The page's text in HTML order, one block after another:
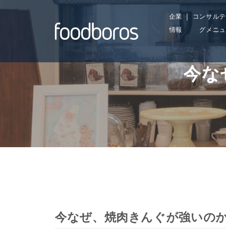
企業
情報
コンサル
グメニ
今な
今なぜ、焼肉きんぐが強いの